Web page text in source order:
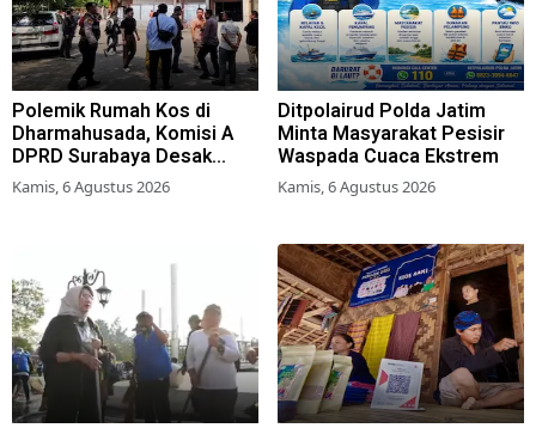
Polemik Rumah Kos di
Dharmahusada, Komisi A
DPRD Surabaya Desak
Pemkot Terbitkan Perwali
Perda Hunian Layak
Kamis, 6 Agustus 2026
Ditpolairud Polda Jatim
Minta Masyarakat Pesisir
Waspada Cuaca Ekstrem
Kamis, 6 Agustus 2026